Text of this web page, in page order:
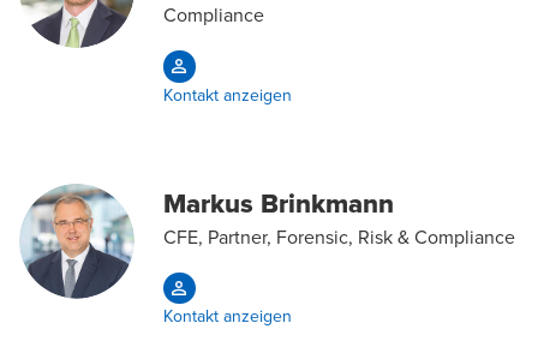
Compliance
Kontakt anzeigen
Markus Brinkmann
CFE, Partner, Forensic, Risk & Compliance
Kontakt anzeigen